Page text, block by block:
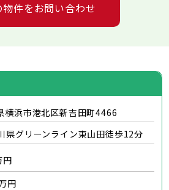
横浜市港北区新吉田町4466
県グリーンライン東山田徒歩12分
円
円
物件をお問い合わせ